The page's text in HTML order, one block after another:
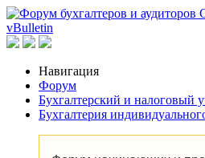
Навигация
Форум
Бухгалтерский и налоговый
Бухгалтерия